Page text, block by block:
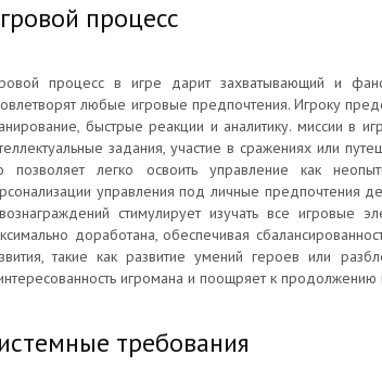
процесс
процесс в игре дарит захватывающий и
любые игровые предпочтения. Игроку
быстрые реакции и аналитику. миссии в
задания, участие в сражениях или
позволяет легко освоить управление как
управления под личные предпочтения
стимулирует изучать все игровые
доработана, обеспечивая
такие как развитие умений героев или
игромана и поощряет к продолжению
требования